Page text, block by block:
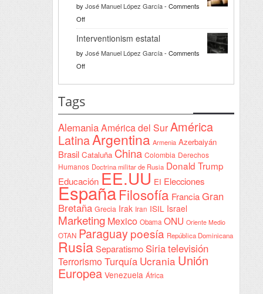
la
a
Yeda
en
Sudán
by José Manuel López García- Comments
Offon
Razón
solidaria
Interventionism estatal
by José Manuel López García- Comments
Offon
Tags
AlemaniaAmérica del SurAmérica
LatinaArgentina Armenia Azerbaiyán
Brasil Cataluña China Colombia Derechos
Humanos Doctrina militar de Rusia Donald Trump
EducaciónEE.UU EI Elecciones
España Filosofía Francia Gran
Bretaña Grecia Irak Iran ISIL Israel
Marketing Mexico Obama ONU Oriente Medio
OTAN Paraguay poesía República Dominicana
Rusia Separatismo Siriatelevisión
Terrorismo Turquía Ucrania Unión
Europea Venezuela África